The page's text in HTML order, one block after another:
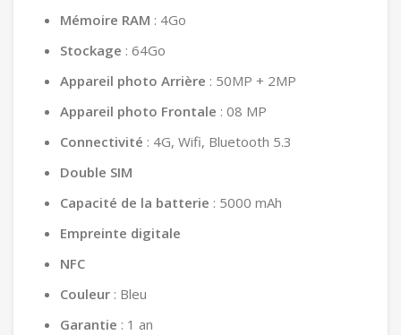
Mémoire RAM : 4Go
Stockage : 64Go
Appareil photo Arrière : 50MP + 2MP
Appareil photo Frontale : 08 MP
Connectivité : 4G, Wifi, Bluetooth 5.3
Double SIM
Capacité de la batterie : 5000 mAh
Empreinte digitale
NFC
Couleur : Bleu
Garantie : 1 an